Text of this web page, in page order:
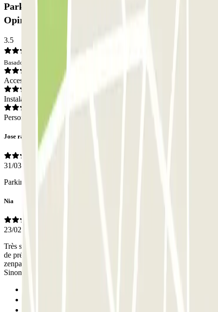
Parking Leloup - Nantes Centre Zenpark:
Opiniones
3.5
Basado en 2 opiniones
Acceso
Instalaciones
Personal
Jose ramon
31/03/2025
Parking céntrico para la ciudad de Nantes
Nia
23/02/2025
Très satisfait de ma réservation. Je n’ai croisé personne. Il serait bien
de préciser que le sous sol est accessible pour tous les réservations
zenpark car nous avions des doutes où nous pouvons nous garer.
Sinon tout était parfait.